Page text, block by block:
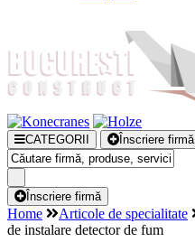
CATEGORII Înscriere firmă
Înscriere firmă
Home Articole de specialitate
de instalare detector de fum